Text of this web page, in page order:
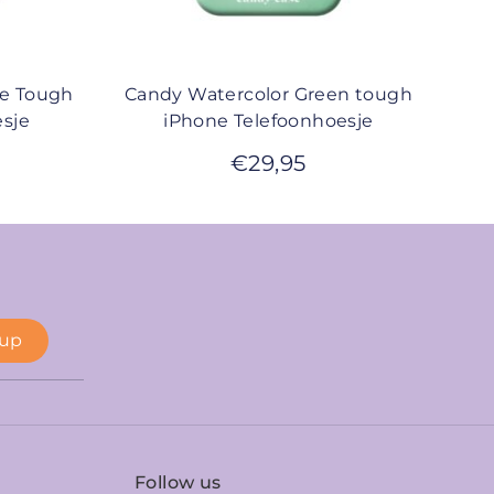
Tough
Candy Watercolor Green tough
iPhone Telefoonhoesje
€29,95
Follow us